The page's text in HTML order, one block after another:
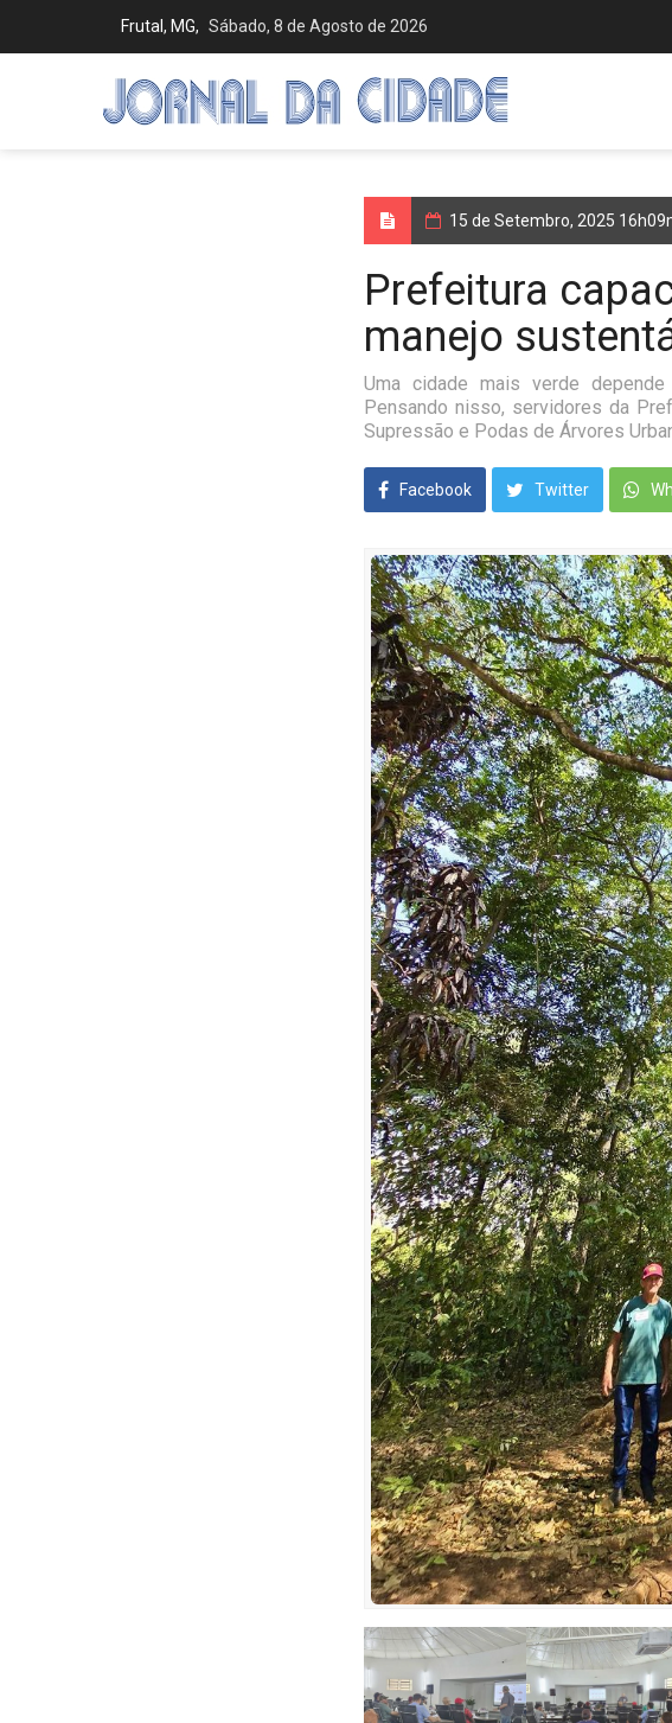
Frutal, MG, Sábado, 8 de Agosto de 2026
15 de Setembro, 2025
Prefeitura
manejo
Uma cidade mais verde
Pensando nisso, servidores da
Supressão e Podas de Árvores
Facebook Twitter